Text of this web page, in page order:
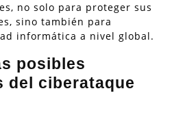
no solo para proteger sus
sino también para
informática a nivel global.
posibles
del ciberataque